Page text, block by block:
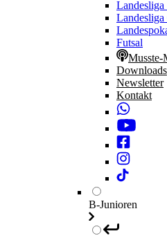
Landesliga
Landesliga
Futsal
Musste-
Downloads
Newsletter
Kontakt
B-Junioren